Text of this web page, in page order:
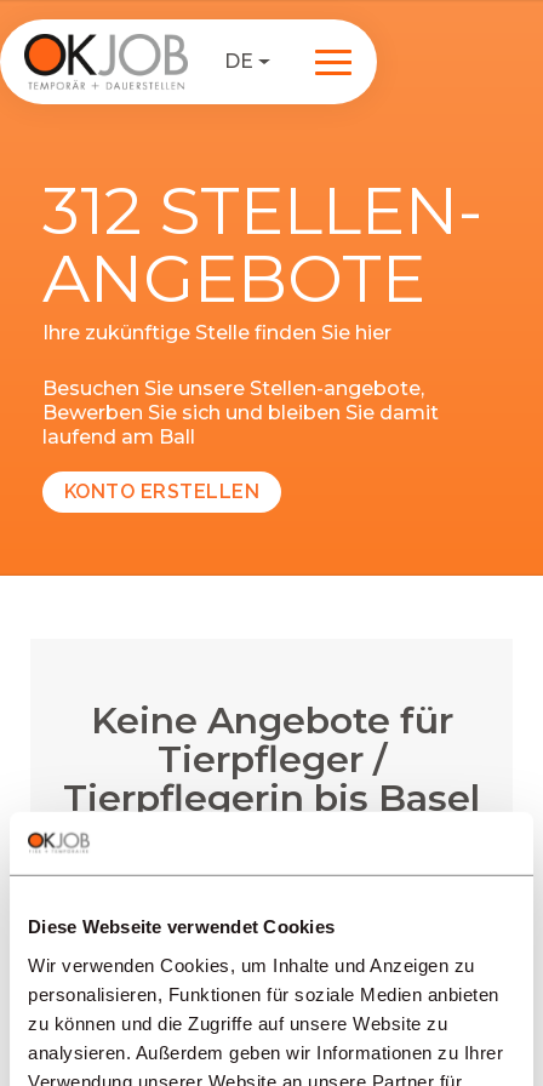
Diese Webseite verwendet Cookies
Wir verwenden Cookies, um Inhalte und Anzeigen zu
personalisieren, Funktionen für soziale Medien anbieten
zu können und die Zugriffe auf unsere Website zu
analysieren. Außerdem geben wir Informationen zu Ihrer
Verwendung unserer Website an unsere Partner für
DE
312 STELLEN-
ANGEBOTE
Ihre zukünftige Stelle finden Sie hier
Besuchen Sie unsere Stellen-angebote,
Bewerben Sie sich und bleiben Sie damit
laufend am Ball
KONTO ERSTELLEN
Keine Angebote für
Tierpfleger /
Tierpflegerin bis Basel
BENACHRICHTIGUNG ERHALTEN